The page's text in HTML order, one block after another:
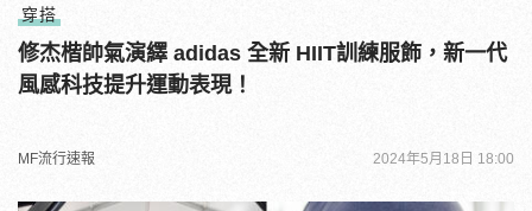
穿搭
修杰楷帥氣演繹 adidas 全新 HIIT訓練服飾，新一代
風感科技提升運動表現！
MF流行速報 2024年5月18日 18:00